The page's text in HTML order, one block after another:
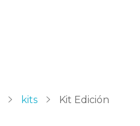
kits
Kit Edición